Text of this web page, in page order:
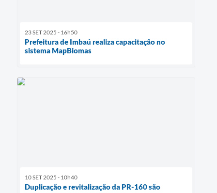
23 SET 2025 - 16h50
Prefeitura de Imbaú realiza capacitação no
sistema MapBiomas
10 SET 2025 - 10h40
Duplicação e revitalização da PR-160 são